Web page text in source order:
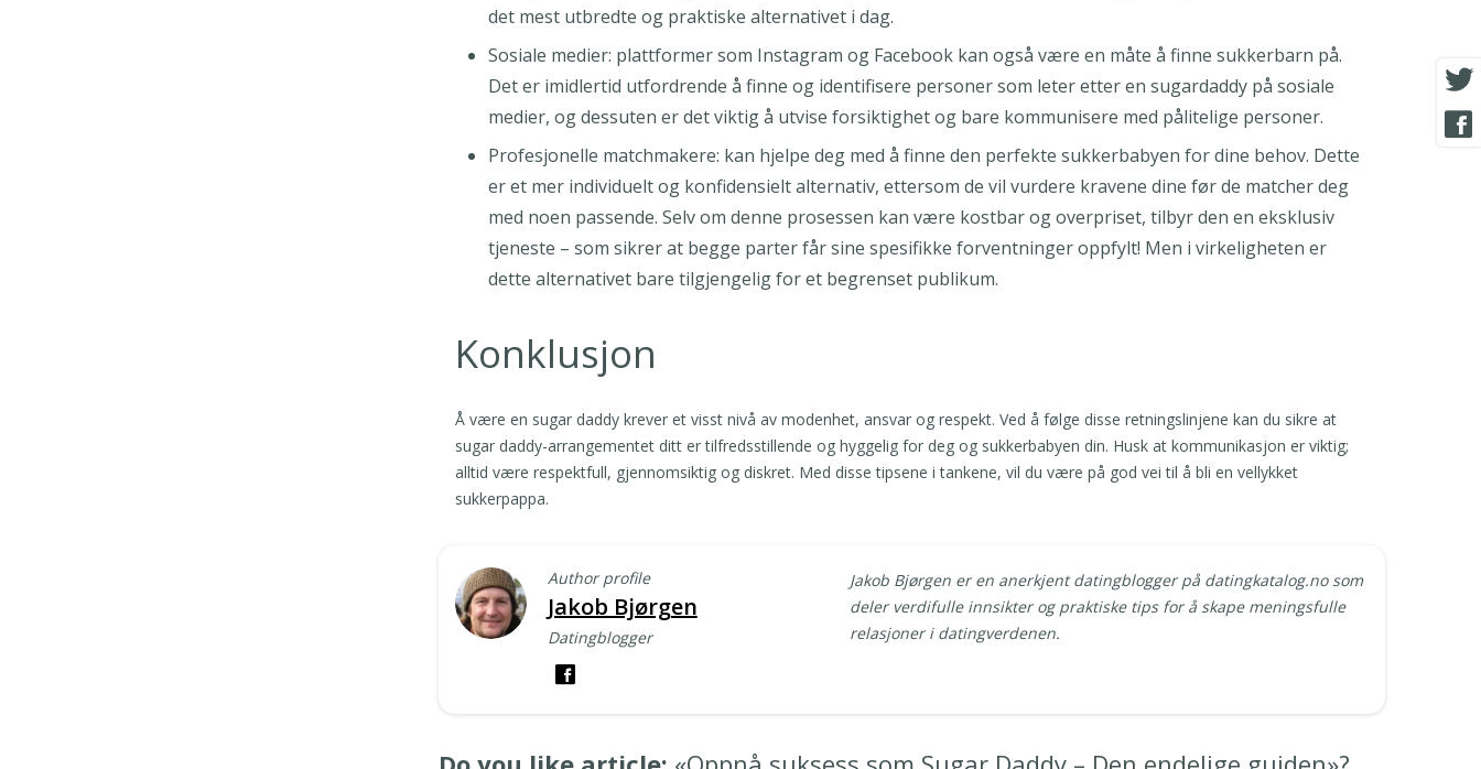
det mest utbredte og praktiske alternativet i dag.
Sosiale medier: plattformer som Instagram og Facebook kan også være en måte å finne sukkerbarn på.
Det er imidlertid utfordrende å finne og identifisere personer som leter etter en sugardaddy på sosiale
medier, og dessuten er det viktig å utvise forsiktighet og bare kommunisere med pålitelige personer.
Profesjonelle matchmakere: kan hjelpe deg med å finne den perfekte sukkerbabyen for dine behov. Dette
er et mer individuelt og konfidensielt alternativ, ettersom de vil vurdere kravene dine før de matcher deg
med noen passende. Selv om denne prosessen kan være kostbar og overpriset, tilbyr den en eksklusiv
tjeneste – som sikrer at begge parter får sine spesifikke forventninger oppfylt! Men i virkeligheten er
dette alternativet bare tilgjengelig for et begrenset publikum.
Konklusjon
Å være en sugar daddy krever et visst nivå av modenhet, ansvar og respekt. Ved å følge disse retningslinjene kan du sikre at
sugar daddy-arrangementet ditt er tilfredsstillende og hyggelig for deg og sukkerbabyen din. Husk at kommunikasjon er viktig;
alltid være respektfull, gjennomsiktig og diskret. Med disse tipsene i tankene, vil du være på god vei til å bli en vellykket
sukkerpappa.
Author profile
Jakob Bjørgen
Datingblogger
Jakob Bjørgen er en anerkjent datingblogger på datingkatalog.no som
deler verdifulle innsikter og praktiske tips for å skape meningsfulle
relasjoner i datingverdenen.